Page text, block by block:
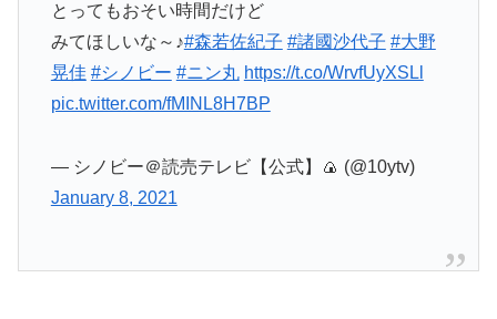
とってもおそい時間だけど
みてほしいな～♪#森若佐紀子 #諸國沙代子 #大野
晃佳 #シノビー #ニン丸 https://t.co/WrvfUyXSLl
pic.twitter.com/fMINL8H7BP
— シノビー＠読売テレビ【公式】🍙 (@10ytv)
January 8, 2021